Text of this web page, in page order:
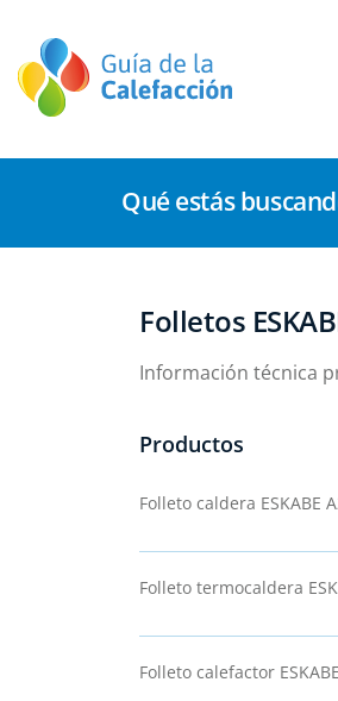
Qué estás
Folletos
Información técnica
Productos
Folleto caldera ESKABE
Folleto termocaldera
Folleto calefactor